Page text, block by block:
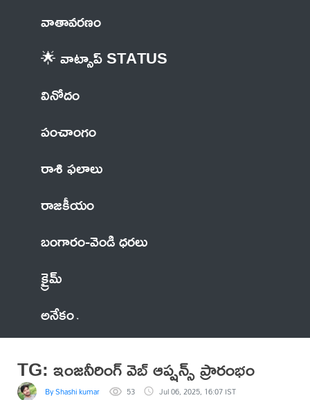
వాతావరణం
🌟 వాట్సాప్ STATUS
వినోదం
పంచాంగం
రాశి ఫలాలు
రాజకీయం
బంగారం-వెండి ధరలు
క్రైమ్
అనేకం
TG: ఇంజనీరింగ్ వెబ్ ఆప్షన్స్ ప్రారంభం
By Shashi kumar 53 Jul 06, 2025, 16:07 IST